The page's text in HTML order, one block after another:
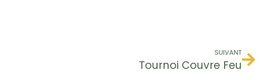
SUIVANT
Tournoi Couvre Feu